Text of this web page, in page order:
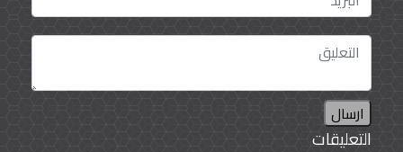
ارسال
التعليقات